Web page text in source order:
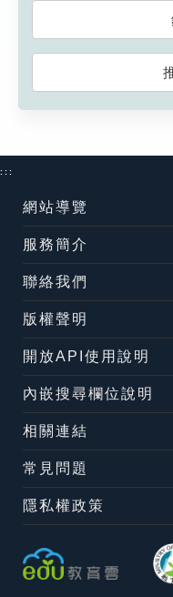
:::
網站導覽
服務簡介
聯絡我們
版權聲明
開放API使用說明
內嵌搜尋欄位說明
相關連結
常見問題
隱私權政策